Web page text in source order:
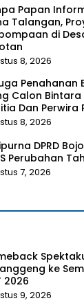
Papan
Talangan,
di
8, 2026
Penahanan
Calon Bintara
Dan Perwira
8, 2026
DPRD
Perubahan
7, 2026
ke
2026
9, 2026